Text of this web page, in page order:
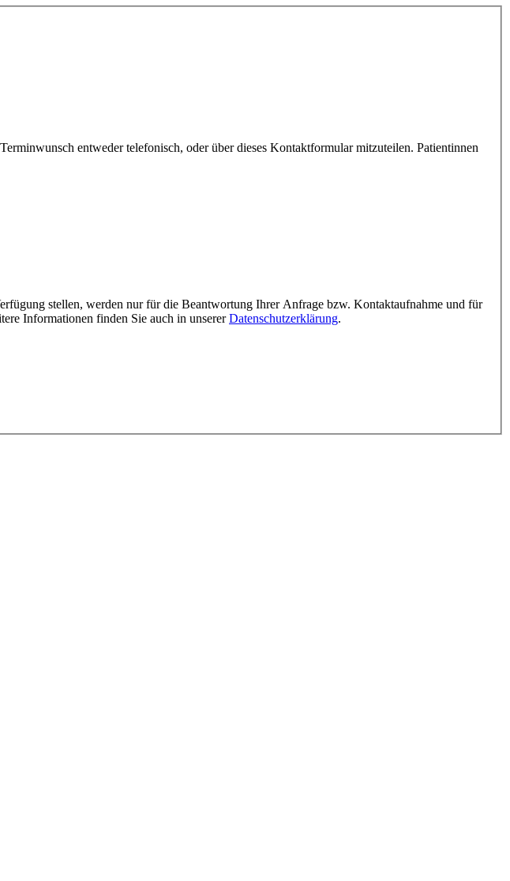
entweder telefonisch, oder über dieses Kontaktformular mitzuteilen. Patientinnen
stellen, werden nur für die Beantwortung Ihrer Anfrage bzw. Kontaktaufnahme und für
Informationen finden Sie auch in unsererDatenschutzerklärung.